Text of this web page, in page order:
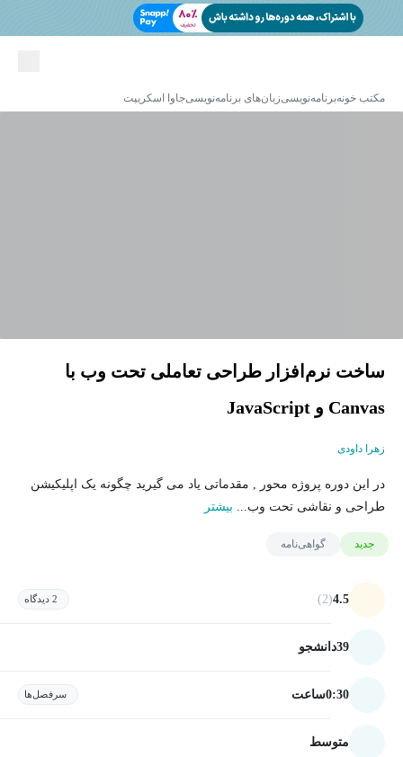
مکتب خونهبرنامه‌نویسیزبان‌های برنامه‌نویسیجاوا اسکریپت
ساخت نرم‌افزار طراحی تعاملی تحت وب با
Canvas و JavaScript
زهرا داودی
در این دوره پروژه محور , مقدماتی یاد می گیرید چگونه یک اپلیکیشن
طراحی و نقاشی تحت وب... بیشتر
جدید گواهی‌نامه
4.5
(2) 2 دیدگاه
39دانشجو
0:30ساعت سرفصل‌ها
متوسط